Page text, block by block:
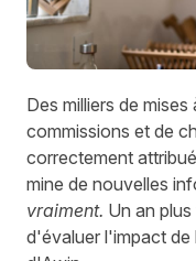
Des milliers de
commissions et de
correctement
mine de nouvelles
vraiment. Un an
d'évaluer l'impact de